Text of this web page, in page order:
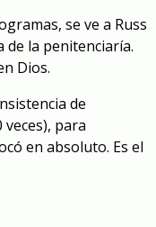
se ve a Russ
de la penitenciaría.
Dios.
de
veces), para
en absoluto. Es el